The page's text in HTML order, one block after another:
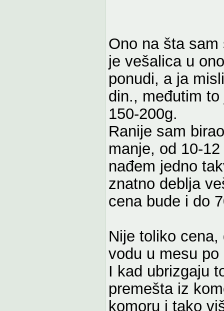
Ono na šta
je vešalica u
ponudi, a ja
din., međutim
150-200g.
Ranije sam
manje, od 10-
nađem jedno
znatno deblja
cena bude i do
Nije toliko
vodu u mesu
I kad ubrizgaju
premešta iz
komoru i tako